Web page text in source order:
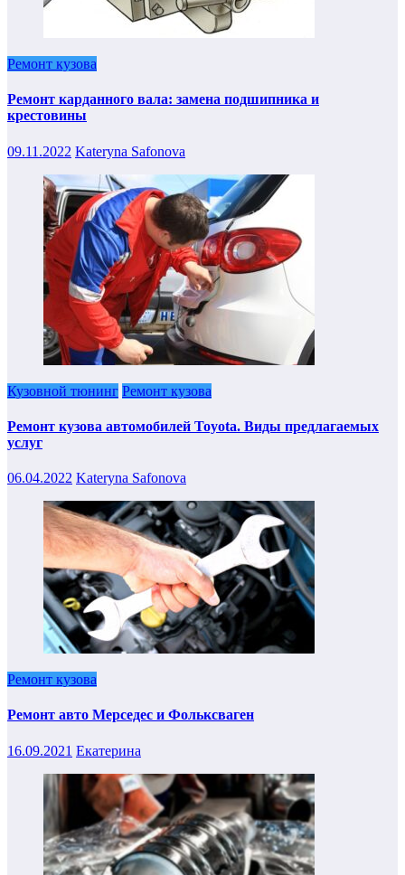
Ремонт кузова
Ремонт карданного вала: замена подшипника и
крестовины
09.11.2022 Kateryna Safonova
Кузовной тюнинг Ремонт кузова
Ремонт кузова автомобилей Toyota. Виды предлагаемых
услуг
06.04.2022 Kateryna Safonova
Ремонт кузова
Ремонт авто Мерседес и Фольксваген
16.09.2021 Екатерина